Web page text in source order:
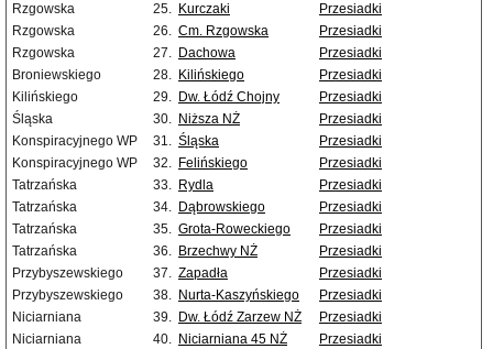
Rzgowska
25. Kurczaki
Przesiadki
Rzgowska
26. Cm. Rzgowska
Przesiadki
Rzgowska
27. Dachowa
Przesiadki
Broniewskiego
28. Kilińskiego
Przesiadki
Kilińskiego
29. Dw. Łódź Chojny
Przesiadki
Śląska
30. Niższa NŻ
Przesiadki
Konspiracyjnego WP
31. Śląska
Przesiadki
Konspiracyjnego WP
32. Felińskiego
Przesiadki
Tatrzańska
33. Rydla
Przesiadki
Tatrzańska
34. Dąbrowskiego
Przesiadki
Tatrzańska
35. Grota-Roweckiego
Przesiadki
Tatrzańska
36. Brzechwy NŻ
Przesiadki
Przybyszewskiego
37. Zapadła
Przesiadki
Przybyszewskiego
38. Nurta-Kaszyńskiego
Przesiadki
Niciarniana
39. Dw. Łódź Zarzew NŻ
Przesiadki
Niciarniana
40. Niciarniana 45 NŻ
Przesiadki